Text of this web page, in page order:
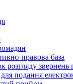
правова база
розгляду звернень
подання